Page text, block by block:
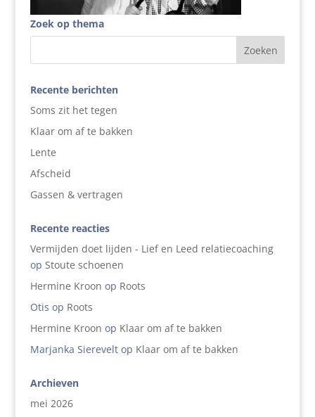
Zoek op thema
Recente berichten
Soms zit het tegen
Klaar om af te bakken
Lente
Afscheid
Gassen & vertragen
Recente reacties
Vermijden doet lijden - Lief en Leed relatiecoaching
op Stoute schoenen
Hermine Kroon op Roots
Otis op Roots
Hermine Kroon op Klaar om af te bakken
Marjanka Siereveltop Klaar om af te bakken
Archieven
mei 2026